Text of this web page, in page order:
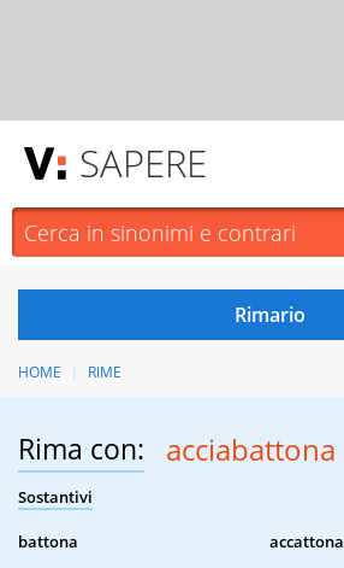
SAPERE
HOME RIME
Rima con: acciabattona
Sostantivi
battona
accattona